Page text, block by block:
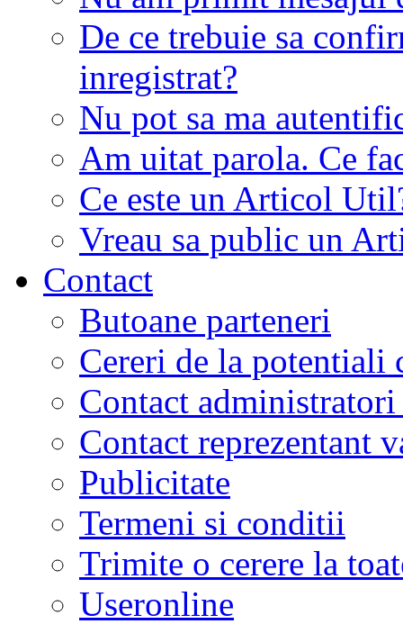
De ce trebuie sa
inregistrat?
Nu pot sa ma
Am uitat parola. Ce
Ce este un Articol
Vreau sa public un
Contact
Butoane parteneri
Cereri de la potentiali
Contact
Contact reprezentant
Publicitate
Termeni si conditii
Trimite o cerere la
Useronline